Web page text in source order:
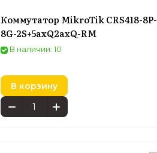
Коммутатор MikroTik CRS418-8P-
8G-2S+5axQ2axQ-RM
В наличии: 10
В корзину